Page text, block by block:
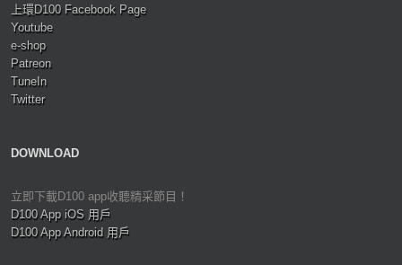
上環D100 Facebook Page
Youtube
e-shop
Patreon
TuneIn
Twitter
DOWNLOAD
立即下載D100 app收聽精采節目！
D100 App iOS 用戶
D100 App Android 用戶